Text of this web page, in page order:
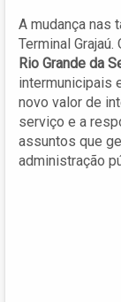
A mudança nas
Terminal
Rio Grande da
intermunicipais
novo valor de
serviço e a
assuntos que
administração